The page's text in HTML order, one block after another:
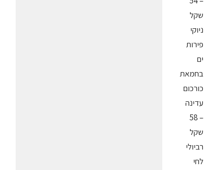
שקל
ניוקי
פירות
ים
בחמאת
כורכום
עדינה
– 58
שקל
רביולי
לחי